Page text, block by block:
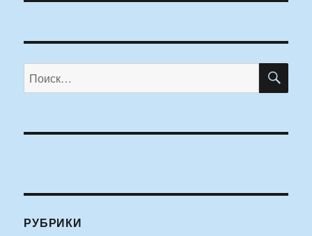
Искать:
РУБРИКИ